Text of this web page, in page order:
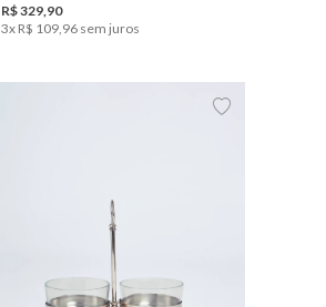
R$329, 90
3x R$ 109, 96sem juros